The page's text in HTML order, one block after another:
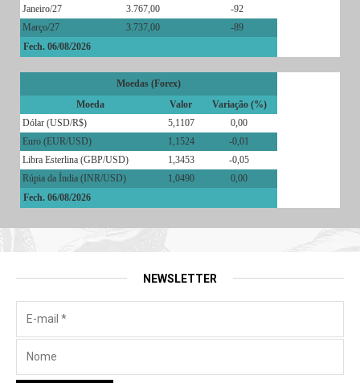
Janeiro/27
3.767,00
-92
Março/27
3.737,00
-89
Fech. 06/08/2026
Moedas (Forex)
Moeda
Valor
Variação (%)
Dólar (USD/R$)
5,1107
0,00
Euro (EUR/USD)
1,1524
-0,01
Libra Esterlina (GBP/USD)
1,3453
-0,05
Rúpia da Índia (INR/USD)
1,0490
0,00
Fech. 06/08/2026
NEWSLETTER